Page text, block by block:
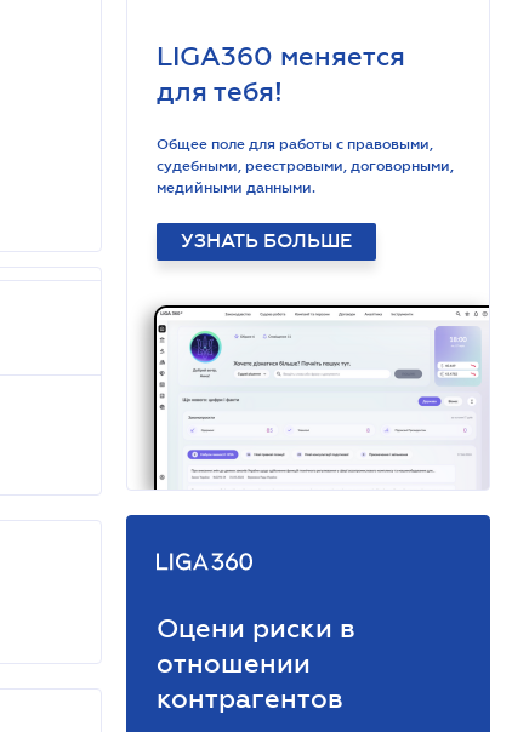
LIGA360 меняется
для тебя!
Общее поле для работы с правовыми,
судебными, реестровыми, договорными,
медийными данными.
УЗНАТЬ БОЛЬШЕ
Оцени риски в
отношении
контрагентов